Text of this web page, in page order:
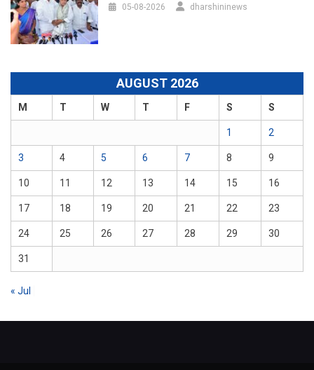
05-08-2026 dharshininews
AUGUST 2026
M T W T F S S
1 2
3 4 5 6 7 8 9
10 11 12 13 14 15 16
17 18 19 20 21 22 23
24 25 26 27 28 29 30
31
« Jul